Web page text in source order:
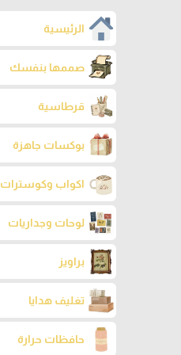
الرئيسية
صممها بنفسك
قرطاسية
بوكسات جاهزة
اكواب وكوسترات
لوحات وجداريات
براويز
تغليف هدايا
حافظات حرارة